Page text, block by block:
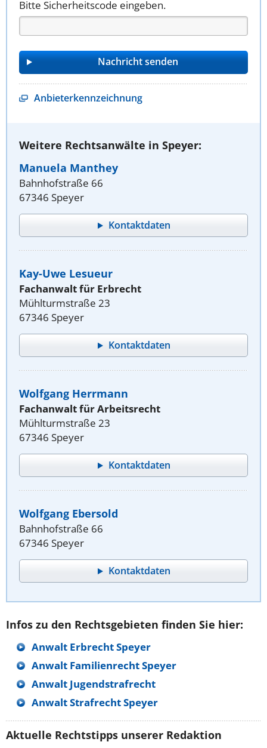
Bitte Sicherheitscode eingeben.
Anbieterkennzeichnung
Weitere Rechtsanwälte in Speyer:
Manuela Manthey
Bahnhofstraße 66
67346 Speyer
Kontaktdaten
Kay-Uwe Lesueur
Fachanwalt für Erbrecht
Mühlturmstraße 23
67346 Speyer
Kontaktdaten
Wolfgang Herrmann
Fachanwalt für Arbeitsrecht
Mühlturmstraße 23
67346 Speyer
Kontaktdaten
Wolfgang Ebersold
Bahnhofstraße 66
67346 Speyer
Kontaktdaten
Infos zu den Rechtsgebieten finden Sie hier:
Anwalt Erbrecht Speyer
Anwalt Familienrecht Speyer
Anwalt Jugendstrafrecht
Anwalt Strafrecht Speyer
Aktuelle Rechtstipps unserer Redaktion